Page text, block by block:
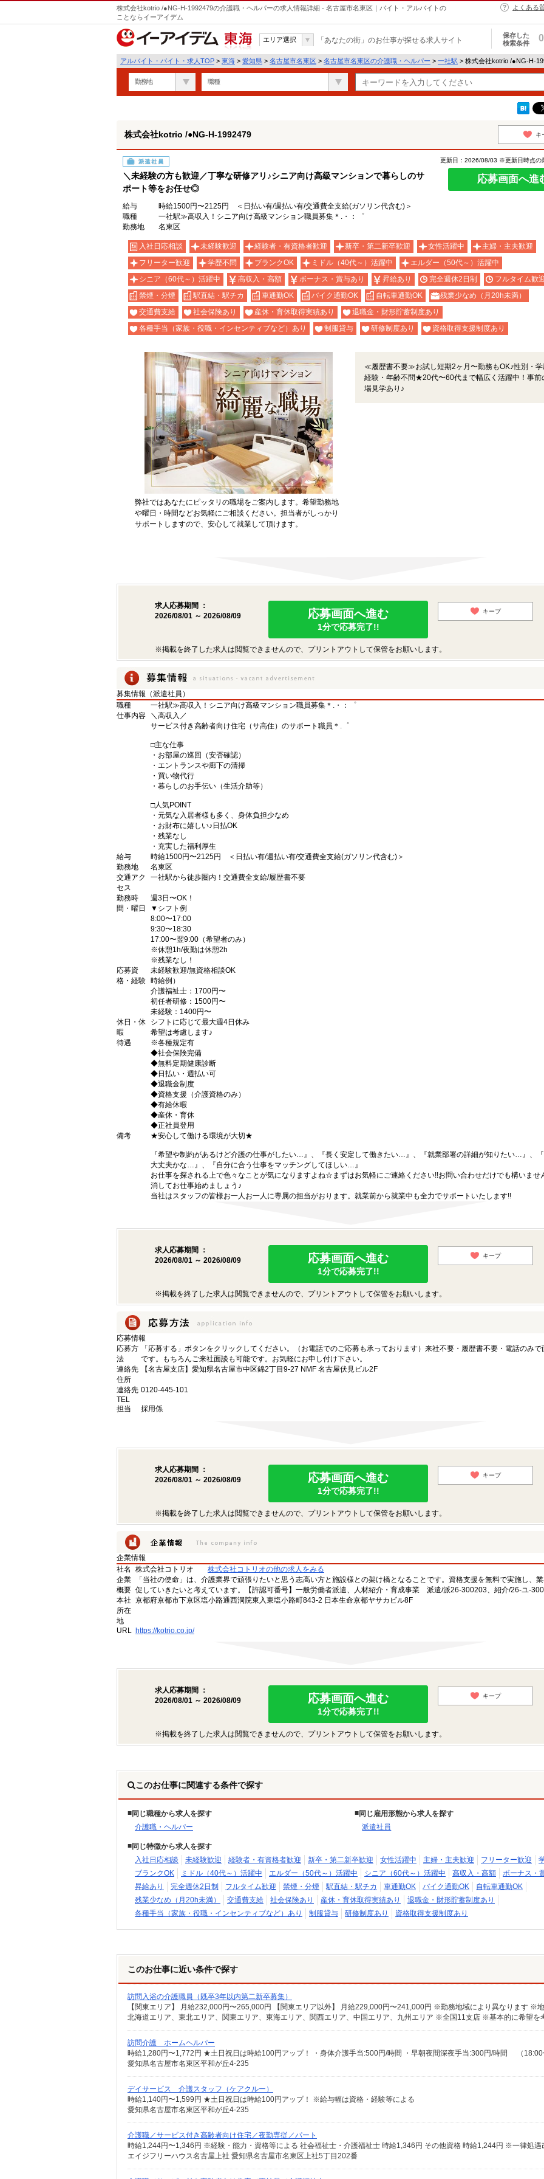
株式会社kotrio /●NG-H-1992479の介護職・ヘルパーの求人情報詳細 - 名古屋市名東区｜バイト・アルバイトの
ことならイーアイデム
よくある
東海
エリア選択 「あなたの街」のお仕事が探せる求人サイト
保存した
検索条件
0
アルバイト・バイト・求人TOP > 東海 > 愛知県 > 名古屋市名東区 > 名古屋市名東区の介護職・ヘルパー > 一社駅 > 株式会社kotrio /●NG-H-
勤務地 職種
株式会社kotrio /●NG-H-1992479 キ
派遣社員
＼未経験の方も歓迎／丁寧な研修アリ♪シニア向け高級マンションで暮らしのサ
ポート等をお任せ◎
更新日：2026/08/03 ※更新日時点の
応募画面へ進
給与
時給1500円〜2125円 ＜日払い有/週払い有/交通費全支給(ガソリン代含む)＞
職種
一社駅≫高収入！シニア向け高級マンション職員募集＊.・：゜
勤務地
名東区
入社日応相談 未経験歓迎 経験者・有資格者歓迎 新卒・第二新卒歓迎 女性活躍中
主婦・主夫歓迎
フリーター歓迎
学歴不問 ブランクOK ミドル（40代～）活躍中
エルダー（50代～）活躍中
シニア（60代～）活躍中
高収入・高額 ボーナス・賞与あり 昇給あり 完全週休2日制
フルタイム歓
禁煙・分煙
駅直結・駅チカ 車通勤OK バイク通勤OK 自転車通勤OK
残業少なめ（月20h未満）
交通費支給
社会保険あり 産休・育休取得実績あり
退職金・財形貯蓄制度あり
各種手当（家族・役職・インセンティブなど）あり
制服貸与 研修制度あり 資格取得支援制度あり
弊社ではあなたにピッタリの職場をご案内します。希望勤務地
や曜日・時間などお気軽にご相談ください。担当者がしっかり
サポートしますので、安心して就業して頂けます。
≪履歴書不要≫お試し短期2ヶ月〜勤務もOK♪性別・学
経験・年齢不問★20代〜60代まで幅広く活躍中！事前
場見学あり♪
求人応募期間 ：
2026/08/01 ～ 2026/08/09
応募画面へ進む
1分で応募完了!!
キープ
※掲載を終了した求人は閲覧できませんので、プリントアウトして保管をお願いします。
募集情報（派遣社員）
職種
一社駅≫高収入！シニア向け高級マンション職員募集＊.・：゜
仕事内容
＼高収入／
サービス付き高齢者向け住宅（サ高住）のサポート職員＊.゜
□主な仕事
・お部屋の巡回（安否確認）
・エントランスや廊下の清掃
・買い物代行
・暮らしのお手伝い（生活介助等）
□人気POINT
・元気な入居者様も多く、身体負担少なめ
・お財布に嬉しい♪日払OK
・残業なし
・充実した福利厚生
給与
時給1500円〜2125円 ＜日払い有/週払い有/交通費全支給(ガソリン代含む)＞
勤務地
名東区
交通アク
セス
一社駅から徒歩圏内！交通費全支給/履歴書不要
勤務時
間・曜日
週3日〜OK！
▼シフト例
8:00〜17:00
9:30〜18:30
17:00〜翌9:00（希望者のみ）
※休憩1h/夜勤は休憩2h
※残業なし！
応募資
格・経験
未経験歓迎/無資格相談OK
時給例）
介護福祉士：1700円〜
初任者研修：1500円〜
未経験：1400円〜
休日・休
暇
シフトに応じて最大週4日休み
希望は考慮します♪
待遇
※各種規定有
◆社会保険完備
◆無料定期健康診断
◆日払い・週払い可
◆退職金制度
◆資格支援（介護資格のみ）
◆有給休暇
◆産休・育休
◆正社員登用
備考
★安心して働ける環境が大切★
『希望や制約があるけど介護の仕事がしたい…』、『長く安定して働きたい…』、『就業部署の詳細が知りたい…』、
大丈夫かな…』、『自分に合う仕事をマッチングしてほしい…』
お仕事を探される上で色々なことが気になりますよね☆まずはお気軽にご連絡ください!!お問い合わせだけでも構いませ
消してお仕事始めましょう♪
当社はスタッフの皆様お一人お一人に専属の担当がおります。就業前から就業中も全力でサポートいたします!!
求人応募期間 ：
2026/08/01 ～ 2026/08/09
応募画面へ進む
1分で応募完了!!
キープ
※掲載を終了した求人は閲覧できませんので、プリントアウトして保管をお願いします。
応募情報
応募方
法
「応募する」ボタンをクリックしてください。（お電話でのご応募も承っております）来社不要・履歴書不要・電話のみで
です。もちろんご来社面談も可能です。お気軽にお申し付け下さい。
連絡先
住所
【名古屋支店】愛知県名古屋市中区錦2丁目9-27 NMF 名古屋伏見ビル2F
連絡先
TEL
0120-445-101
担当 採用係
求人応募期間 ：
2026/08/01 ～ 2026/08/09
応募画面へ進む
1分で応募完了!!
キープ
※掲載を終了した求人は閲覧できませんので、プリントアウトして保管をお願いします。
企業情報
社名
株式会社コトリオ
株式会社コトリオの他の求人をみる
企業
概要
「当社の使命」は、介護業界で頑張りたいと思う志高い方と施設様との架け橋となることです。資格支援を無料で実施し、
促していきたいと考えています。【許認可番号】一般労働者派遣、人材紹介・育成事業 派遣/派26-300203、紹介/26-ユ-
本社
所在
地
京都府京都市下京区塩小路通西洞院東入東塩小路町843-2 日本生命京都ヤサカビル8F
URL https://kotrio.co.jp/
求人応募期間 ：
2026/08/01 ～ 2026/08/09
応募画面へ進む
1分で応募完了!!
キープ
※掲載を終了した求人は閲覧できませんので、プリントアウトして保管をお願いします。
このお仕事に関連する条件で探す
同じ職種から求人を探す
介護職・ヘルパー
同じ雇用形態から求人を探す
派遣社員
同じ特徴から求人を探す
入社日応相談
未経験歓迎 経験者・有資格者歓迎 新卒・第二新卒歓迎 女性活躍中 主婦・主夫歓迎 フリーター歓迎
ブランクOK
ミドル（40代～）活躍中 エルダー（50代～）活躍中 シニア（60代～）活躍中 高収入・高額
ボーナス・
昇給あり
完全週休2日制 フルタイム歓迎 禁煙・分煙 駅直結・駅チカ 車通勤OK バイク通勤OK
自転車通勤OK
残業少なめ（月20h未満）
交通費支給 社会保険あり 産休・育休取得実績あり
退職金・財形貯蓄制度あり
各種手当（家族・役職・インセンティブなど）あり
制服貸与 研修制度あり 資格取得支援制度あり
このお仕事に近い条件で探す
訪問入浴の介護職員（既卒3年以内第二新卒募集）
訪問介護 ホームヘルパー
愛知県名古屋市名東区平和が丘4-235
デイサービス 介護スタッフ（ケアクルー）
時給1,140円〜1,599円 ★土日祝日は時給100円アップ！ ※給与幅は資格・経験等による
愛知県名古屋市名東区平和が丘4-235
介護職／サービス付き高齢者向け住宅／夜勤専従／パート
エイジフリーハウス名古屋上社 愛知県名古屋市名東区上社5丁目202番